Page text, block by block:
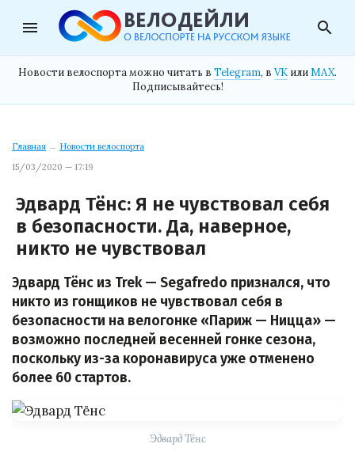
menu search
Новости велоспорта можно читать в Telegram, в VK илиMAX.
Подписывайтесь!
Главная → Новости велоспорта
15/03/2020 — 17:19
Эдвард Тёнс: Я не чувствовал себя
в безопасности. Да, наверное,
никто не чувствовал
Эдвард Тёнс из Trek — Segafredo признался, что
никто из гонщиков не чувствовал себя в
безопасности на велогонке «Париж — Ницца» —
возможно последней весенней гонке сезона,
поскольку из-за коронавируса уже отменено
более 60 стартов.
Эдвард Тёнс